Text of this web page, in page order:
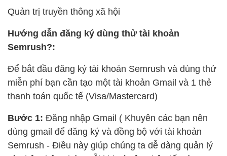
Quản trị truyền thông xã hội
Hướng dẫn đăng ký dùng thử tài khoản
Semrush?:
Để bắt đầu đăng ký tài khoản Semrush và dùng thử
miễn phí bạn cần tạo một tài khoản Gmail và 1 thẻ
thanh toán quốc tế (Visa/Mastercard)
Bước 1: Đăng nhập Gmail ( Khuyên các bạn nên
dùng gmail để đăng ký và đồng bộ với tài khoản
Semrush - Điều này giúp chúng ta dễ dàng quản lý